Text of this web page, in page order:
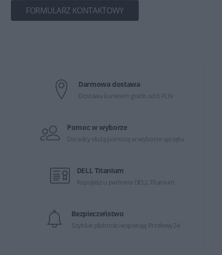
FORMULARZ KONTAKTOWY
Darmowa dostawa
Dostawa kurierem gratis od 0 PLN
Pomoc w wyborze
Doradcy służą pomocą w wyborze sprzętu
DELL Titanium
Kupujesz u partnera DELL Titanium
Bezpieczeństwo
Szybkie płatności wspierają Przelewy24